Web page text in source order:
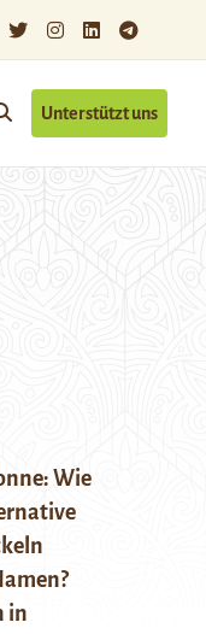
Unterstützt uns
Wie
in